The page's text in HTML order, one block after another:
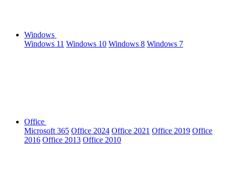
Windows
Windows 11 Windows 10 Windows 8 Windows 7
Office
Microsoft 365 Office 2024 Office 2021 Office 2019 Office
2016 Office 2013 Office 2010